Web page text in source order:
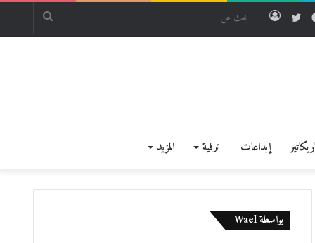
تسجيل
تويتر فيسبوك
إبداعات ترفية المزيد
بواسطة Wael